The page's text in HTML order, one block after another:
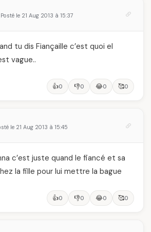
Posté le 21 Aug 2013 à 15:37
tu dis Fiançaille c’est quoi el
vague..
👍0 👎0 😂0 🥰0
le 21 Aug 2013 à 15:45
c’est juste quand le fiancé et sa
la fille pour lui mettre la bague
👍0 👎0 😂0 🥰0